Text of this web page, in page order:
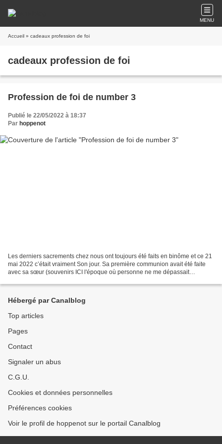
MENU
Accueil » cadeaux profession de foi
cadeaux profession de foi
Profession de foi de number 3
Publié le 22/05/2022 à 18:37
Par hoppenot
Les derniers sacrements chez nous ont toujours été faits en binôme et ce 21
mai 2022 c’était vraiment Son jour. Sa première communion avait été faite
avec sa sœur (souvenirs ICI l'époque où personne ne me dépassait
Hébergé par Canalblog
Top articles
Pages
Contact
Signaler un abus
C.G.U.
Cookies et données personnelles
Préférences cookies
Voir le profil de hoppenot sur le portail Canalblog